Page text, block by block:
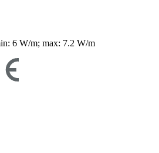
6 W/m; max: 7.2 W/m